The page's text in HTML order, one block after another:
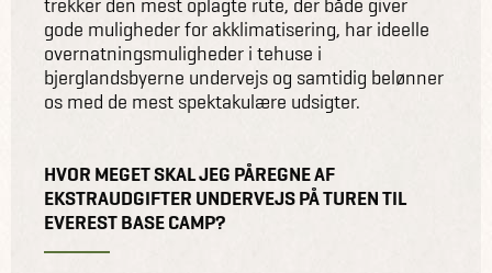
trekker den mest oplagte rute, der både giver
gode muligheder for akklimatisering, har ideelle
overnatningsmuligheder i tehuse i
bjerglandsbyerne undervejs og samtidig belønner
os med de mest spektakulære udsigter.
HVOR MEGET SKAL JEG PÅREGNE AF
EKSTRAUDGIFTER UNDERVEJS PÅ TUREN TIL
EVEREST BASE CAMP?